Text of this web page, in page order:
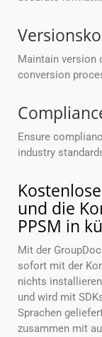
Maintain version
conversion
Ensure
industry
und die
PPSM in
Mit der
sofort mit der
nichts
und wird mit
Sprachen
zusammen mit